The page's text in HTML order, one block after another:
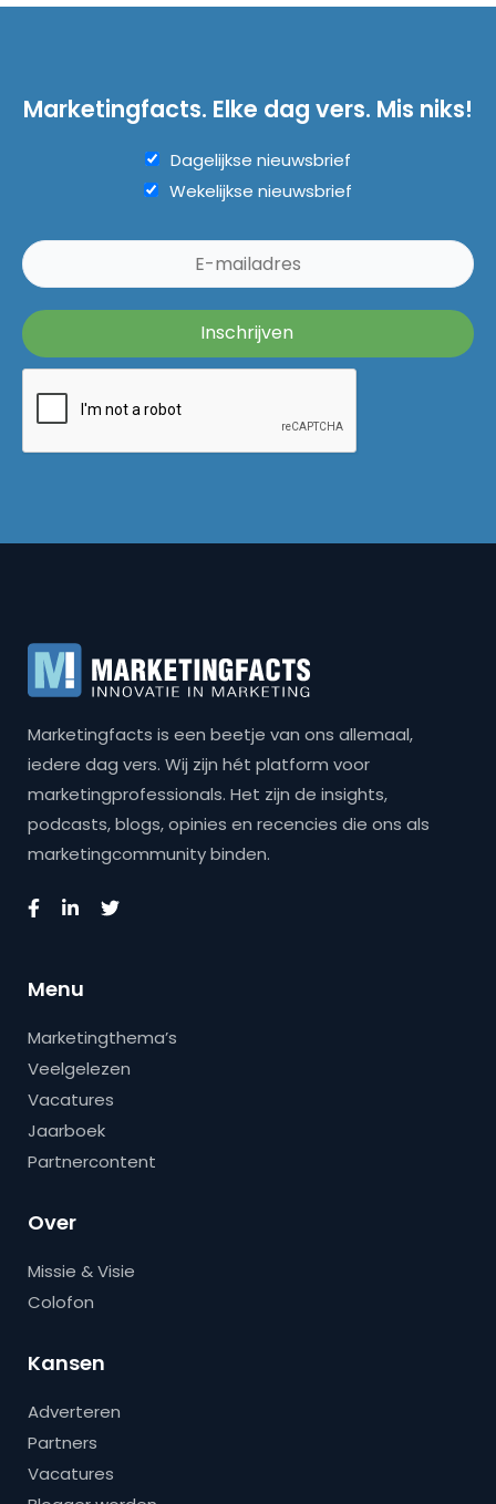
Marketingfacts. Elke dag vers. Mis niks!
Dagelijkse nieuwsbrief
Wekelijkse nieuwsbrief
Marketingfacts is een beetje van ons allemaal,
iedere dag vers. Wij zijn hét platform voor
marketingprofessionals. Het zijn de insights,
podcasts, blogs, opinies en recencies die ons als
marketingcommunity binden.
Menu
Marketingthema’s
Veelgelezen
Vacatures
Jaarboek
Partnercontent
Over
Missie & Visie
Colofon
Kansen
Adverteren
Partners
Vacatures